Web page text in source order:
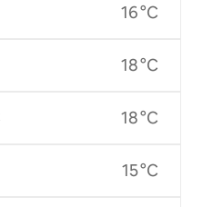
16 °C
18 °C
18 °C
15 °C